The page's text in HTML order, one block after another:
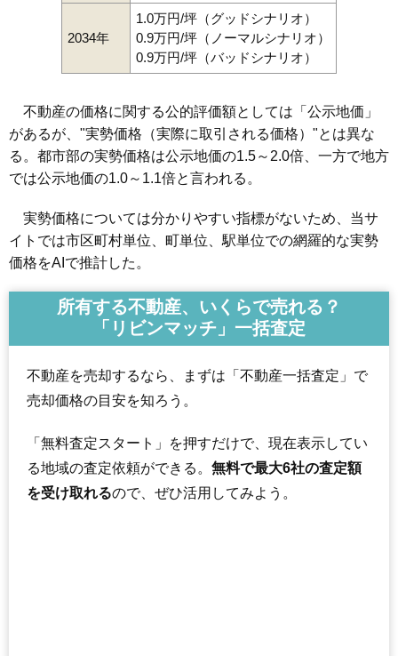
2034年
1.0万円/坪（グッドシナリオ）
0.9万円/坪（ノーマルシナリオ）
0.9万円/坪（バッドシナリオ）
不動産の価格に関する公的評価額としては「公示地価」
があるが、"実勢価格（実際に取引される価格）"とは異な
る。都市部の実勢価格は公示地価の1.5～2.0倍、一方で地方
では公示地価の1.0～1.1倍と言われる。
実勢価格については分かりやすい指標がないため、当サ
イトでは市区町村単位、町単位、駅単位での網羅的な実勢
価格をAIで推計した。
所有する不動産、いくらで売れる？
「リビンマッチ」一括査定
不動産を売却するなら、まずは「不動産一括査定」で
売却価格の目安を知ろう。
「無料査定スタート」を押すだけで、現在表示してい
る地域の査定依頼ができる。 無料で最大6社の査定額
を受け取れるので、ぜひ活用してみよう。